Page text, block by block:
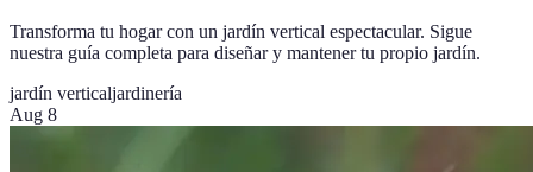
Transforma tu hogar con un jardín vertical espectacular. Sigue
nuestra guía completa para diseñar y mantener tu propio jardín.
jardín verticaljardinería
Aug 8